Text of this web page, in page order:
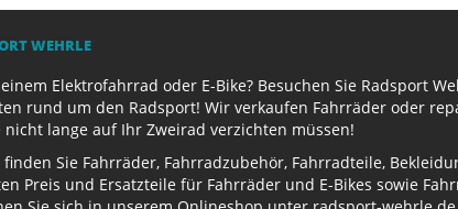
WEHRLE
Elektrofahrrad oder E-Bike? Besuchen Sie Radsport
rund um den Radsport! Wir verkaufen Fahrräder oder
lange auf Ihr Zweirad verzichten müssen!
Sie Fahrräder, Fahrradzubehör, Fahrradteile,
Preis und Ersatzteile für Fahrräder und E-Bikes sowie